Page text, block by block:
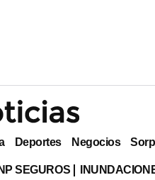
Deportes Negocios
SEGUROS